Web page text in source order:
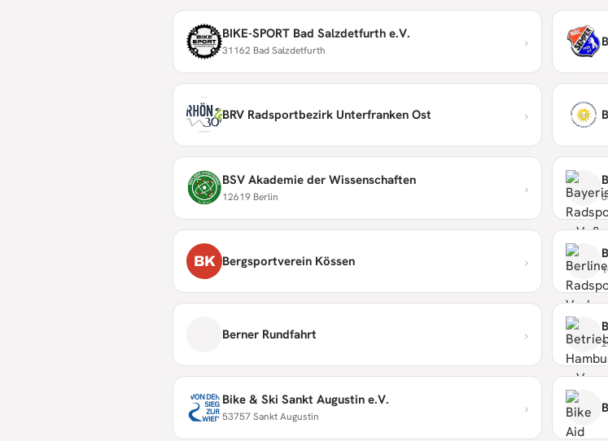
BIKE-SPORT Bad Salzdetfurth e.V.
31162 Bad Salzdetfurth ›
BRV Radsportbezirk Unterfranken Ost ›
BSV Akademie der Wissenschaften
12619 Berlin ›
BK Bergsportverein Kössen ›
Berner Rundfahrt ›
Bike & Ski Sankt Augustin e.V.
53757 Sankt Augustin ›